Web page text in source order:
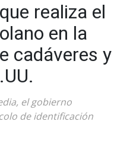
realiza el
en la
cadáveres y
el gobierno
de identificación